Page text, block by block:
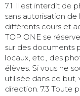
7.1 Il est interdit de
sans autorisation de
différents cours et
TOP ONE se
sur des documents
locaux, etc., des
élèves. Si vous ne
utilisée dans ce but,
direction. 7.3 Toute